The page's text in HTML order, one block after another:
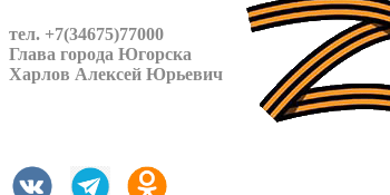
тел. +7(34675)77000
Глава города Югорска
Харлов Алексей Юрьевич